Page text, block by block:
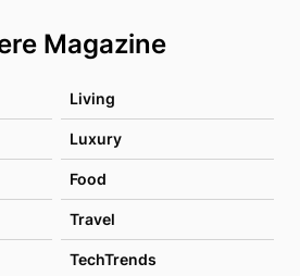
Magazine
Living
Luxury
Food
Travel
TechTrends